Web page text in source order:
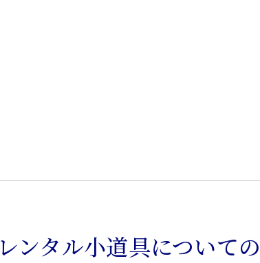
レンタル小道具について